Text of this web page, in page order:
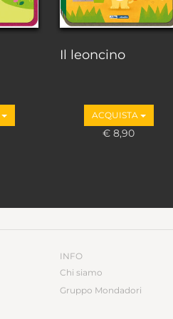
Il leoncino
ACQUISTA
€ 8,90
INFO
Chi siamo
Gruppo Mondadori